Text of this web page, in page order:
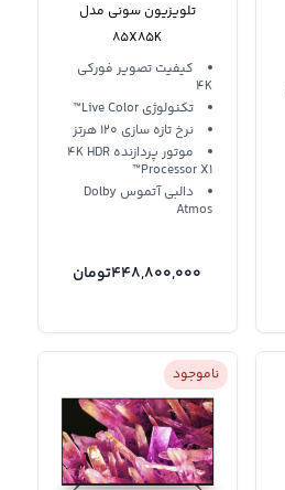
تلویزیون سونی مدل
85X85K
کیفیت تصویر فورکی
4K
تکنولوژی Live Color™
نرخ تازه سازی 120 هرتز
موتور پردازنده 4K HDR
Processor X1™
دالبی آتموس Dolby
Atmos
448,800,000تومان
ناموجود